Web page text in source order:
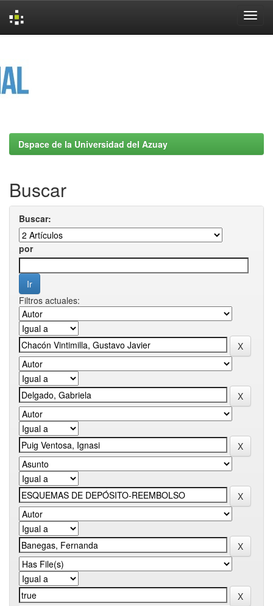
Dspace de la Universidad del Azuay
Buscar
Buscar:
por
Filtros actuales: